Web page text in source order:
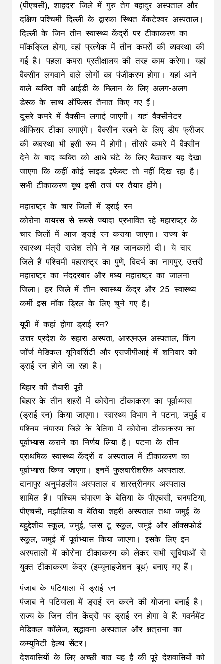
(पीएचसी), शाहदरा जिले में गुरु तेग बहादुर अस्पताल और
दक्षिण पश्चिमी दिल्ली के द्वारका स्थित वेंकटेश्वर अस्पताल।
दिल्ली के जिन तीन स्वास्थ्य केंद्रों पर टीकाकरण का
मॉकड्रिल होगा, वहां प्रत्येक में तीन कमरों की व्यवस्था की
गई है। पहला कमरा प्रतीक्षालय की तरह काम करेगा। यहां
वैक्सीन लगवाने वाले लोगों का पंजीकरण होगा। यहां आने
वाले व्यक्ति की आईडी के मिलान के लिए अलग-अलग
डेस्क के साथ ऑफिसर तैनात किए गए हैं।
दूसरे कमरे में वैक्सीन लगाई जाएगी। यहां वैक्सीनेटर
ऑफिसर टीका लगाएंगे। वैक्सीन रखने के लिए डीप फ्रीजर
की व्यवस्था भी इसी रूम में होगी। तीसरे कमरे में वैक्सीन
देने के बाद व्यक्ति को आधे घंटे के लिए बैठाकर यह देखा
जाएगा कि कहीं कोई साइड इफेक्ट तो नहीं दिख रहा है।
सभी टीकाकरण बूथ इसी तर्ज पर तैयार होंगे।
महाराष्ट्र के चार जिलों में ड्राई रन
कोरोना वायरस से सबसे ज्यादा प्रभावित रहे महाराष्ट्र के
चार जिलों में आज ड्राई रन कराया जाएगा। राज्य के
स्वास्थ्य मंत्री राजेश तोपे ने यह जानकारी दी। ये चार
जिले हैं पश्चिमी महाराष्ट्र का पुणे, विदर्भ का नागपुर, उत्तरी
महाराष्ट्र का नंददरबार और मध्य महाराष्ट्र का जालना
जिला। हर जिले में तीन स्वास्थ्य केंद्र और 25 स्वास्थ्य
कर्मी इस मॉक ड्रिल के लिए चुने गए है।
यूपी में कहां होगा ड्राई रन?
उत्तर प्रदेश के सहारा अस्पता, आरएमएल अस्पताल, किंग
जॉर्ज मेडिकल यूनिवर्सिटी और एसजीपीआई में शनिवार को
ड्राई रन होने जा रहा है।
बिहार की तैयारी पूरी
बिहार के तीन शहरों में कोरोना टीकाकरण का पूर्वाभ्यास
(ड्राई रन) किया जाएगा। स्वास्थ्य विभाग ने पटना, जमुई व
पश्चिम चंपारण जिले के बेतिया में कोरोना टीकाकरण का
पूर्वाभ्यास कराने का निर्णय लिया है। पटना के तीन
प्राथमिक स्वास्थ्य केंद्रों व अस्पताल में टीकाकरण का
पूर्वाभ्यास किया जाएगा। इनमें फुलवारीशरीफ अस्पताल,
दानापुर अनुमंडलीय अस्पताल व शास्त्रीनगर अस्पताल
शामिल हैं। पश्चिम चंपारण के बेतिया के पीएचसी, चनपटिया,
पीएचसी, मझौलिया व बेतिया शहरी अस्पताल तथा जमुई के
बहुद्देशीय स्कूल, जमुई, प्लस टू स्कूल, जमुई और ऑक्सफोर्ड
स्कूल, जमुई में पूर्वाभ्यास किया जाएगा। इसके लिए इन
अस्पतालों में कोरोना टीकाकरण को लेकर सभी सुविधाओं से
युक्त टीकाकरण केंद्र (इम्यूनाइजेशन बूथ) बनाए गए हैं।
पंजाब के पटियाला में ड्राई रन
पंजाब ने पटियाला में ड्राई रन करने की योजना बनाई है।
राज्य के जिन तीन केंद्रों पर ड्राई रन होगा वे हैं: गवर्नमेंट
मेडिकल कॉलेज, सद्भावना अस्पताल और क्षत्राना का
कम्युनिटी हेल्थ सेंटर।
देशवासियों के लिए अच्छी बात यह है की पूरे देशवासियों को